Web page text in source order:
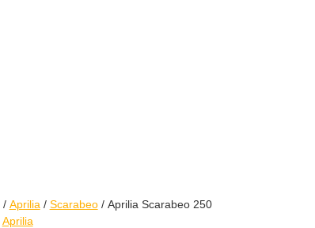
/ Aprilia / Scarabeo/ Aprilia Scarabeo 250
Aprilia